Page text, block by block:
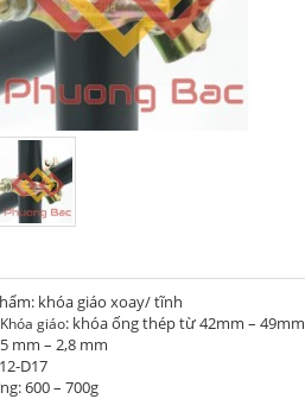
khóa giáo xoay/ tĩnh
Khóa giáo: khóa ống thép từ 42mm – 49mm
mm – 2,8 mm
D17
600 – 700g